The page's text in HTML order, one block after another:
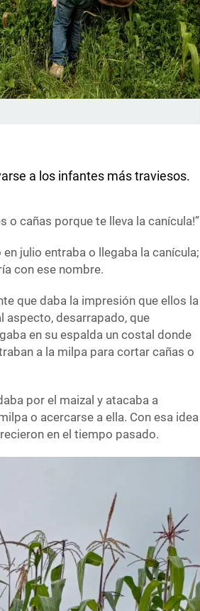
a los infantes más traviesos.
o cañas porque te lleva la canícula!”
julio entraba o llegaba la canícula;
con ese nombre.
que daba la impresión que ellos la
aspecto, desarrapado, que
en su espalda un costal donde
a la milpa para cortar cañas o
por el maizal y atacaba a
o acercarse a ella. Con esa idea
en el tiempo pasado.